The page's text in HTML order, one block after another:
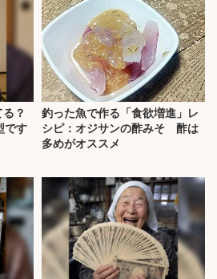
？
です
釣った魚で作る「食欲増進」レ
シピ：オジサンの酢みそ 酢は
多めがオススメ